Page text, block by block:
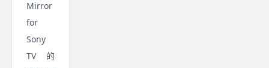
Mirror
for
Sony
TV 的